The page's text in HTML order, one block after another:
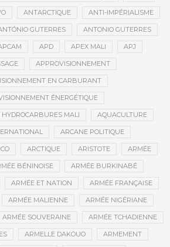
ANTARCTIQUE ANTI-IMPÉRIALISME
GUTERRES ANTONIO GUTERRES
APD APEX MALI APJ
APPROVISIONNEMENT
EN CARBURANT
ÉNERGÉTIQUE
MALI AQUACULTURE
ARCANE POLITIQUE
ARCTIQUE ARISTOTE ARMÉE
BÉNINOISE ARMÉE BURKINABÉ
ARMÉE ET NATION ARMÉE FRANÇAISE
ARMÉE MALIENNE ARMÉE NIGÉRIANE
ARMÉE SOUVERAINE ARMÉE TCHADIENNE
ARMELLE DAKOUO ARMEMENT